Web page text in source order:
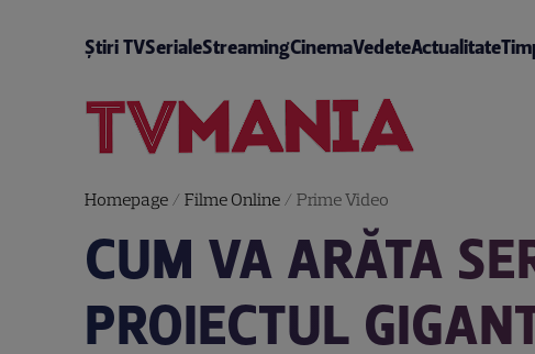
Știri TVSerialeStreamingCinemaVedeteActualitate
Homepage/ Filme Online/ Prime Video
CUM VA ARĂTA
PROIECTUL